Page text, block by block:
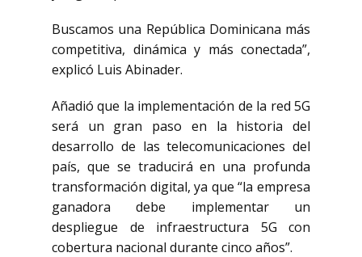
Buscamos una República Dominicana más
competitiva, dinámica y más conectada”,
explicó Luis Abinader.
Añadió que la implementación de la red 5G
será un gran paso en la historia del
desarrollo de las telecomunicaciones del
país, que se traducirá en una profunda
transformación digital, ya que “la empresa
ganadora debe implementar un
despliegue de infraestructura 5G con
cobertura nacional durante cinco años”.